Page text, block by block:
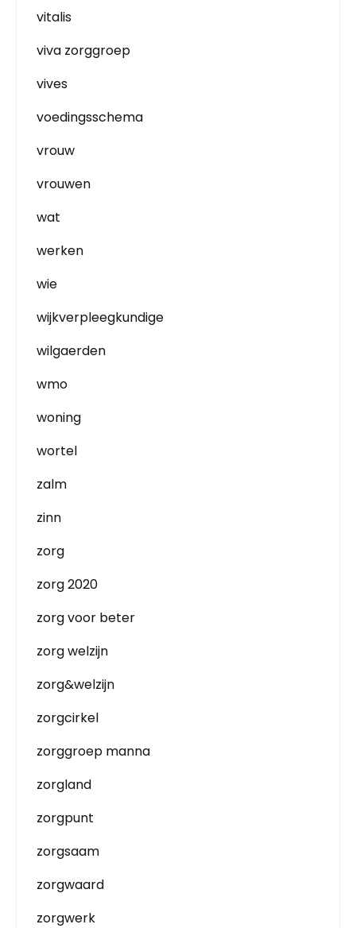
vitalis
viva zorggroep
vives
voedingsschema
vrouw
vrouwen
wat
werken
wie
wijkverpleegkundige
wilgaerden
wmo
woning
wortel
zalm
zinn
zorg
zorg 2020
zorg voor beter
zorg welzijn
zorg&welzijn
zorgcirkel
zorggroep manna
zorgland
zorgpunt
zorgsaam
zorgwaard
zorgwerk